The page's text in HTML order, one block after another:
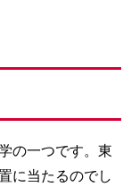
の一つです。東
に当たるのでし